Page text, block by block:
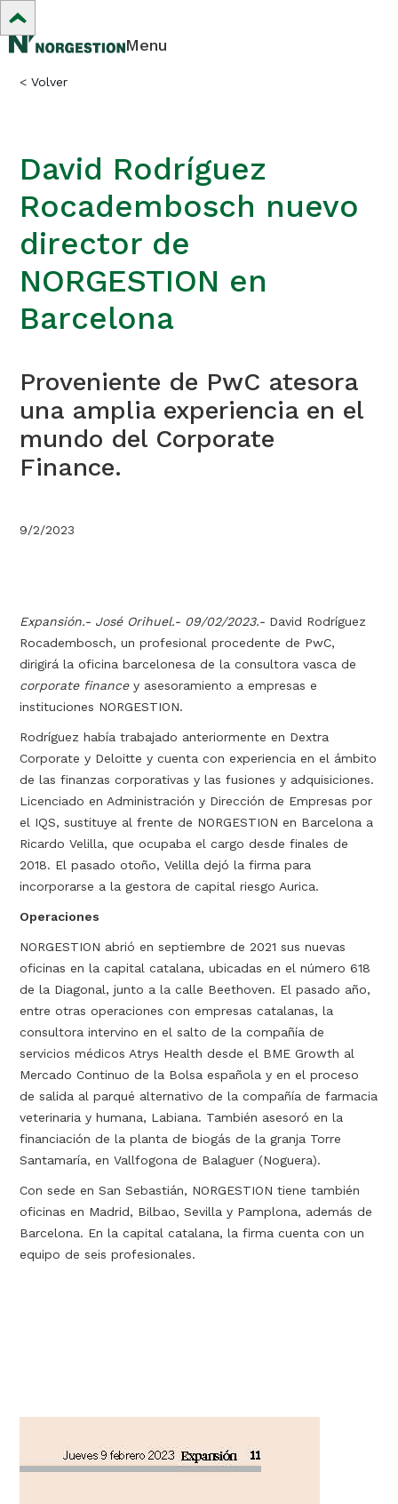
Menu
< Volver
David Rodríguez
Rocadembosch nuevo
director de
NORGESTION en
Barcelona
Proveniente de PwC atesora
una amplia experiencia en el
mundo del Corporate
Finance.
9/2/2023
Expansión.- José Orihuel.- 09/02/2023.- David Rodríguez
Rocadembosch, un profesional procedente de PwC,
dirigirá la oficina barcelonesa de la consultora vasca de
corporate financey asesoramiento a empresas e
instituciones NORGESTION.
Rodríguez había trabajado anteriormente en Dextra
Corporate y Deloitte y cuenta con experiencia en el ámbito
de las finanzas corporativas y las fusiones y adquisiciones.
Licenciado en Administración y Dirección de Empresas por
el IQS, sustituye al frente de NORGESTION en Barcelona a
Ricardo Velilla, que ocupaba el cargo desde finales de
2018. El pasado otoño, Velilla dejó la firma para
incorporarse a la gestora de capital riesgo Aurica.
Operaciones
NORGESTION abrió en septiembre de 2021 sus nuevas
oficinas en la capital catalana, ubicadas en el número 618
de la Diagonal, junto a la calle Beethoven. El pasado año,
entre otras operaciones con empresas catalanas, la
consultora intervino en el salto de la compañía de
servicios médicos Atrys Health desde el BME Growth al
Mercado Continuo de la Bolsa española y en el proceso
de salida al parqué alternativo de la compañía de farmacia
veterinaria y humana, Labiana. También asesoró en la
financiación de la planta de biogás de la granja Torre
Santamaría, en Vallfogona de Balaguer (Noguera).
Con sede en San Sebastián, NORGESTION tiene también
oficinas en Madrid, Bilbao, Sevilla y Pamplona, además de
Barcelona. En la capital catalana, la firma cuenta con un
equipo de seis profesionales.